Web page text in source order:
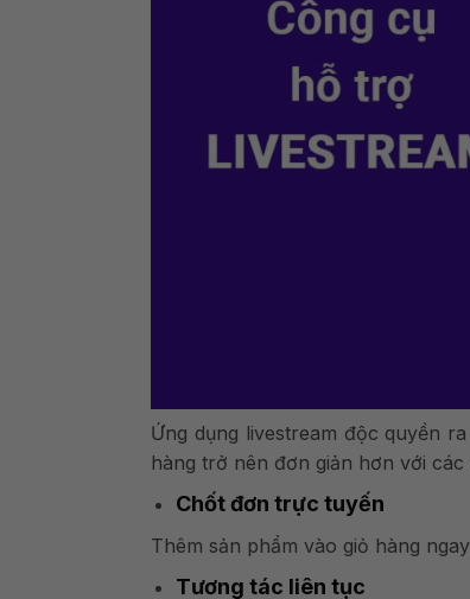
Ứng dụng livestream độc quyền
hàng trở nên đơn giản hơn với các
Chốt đơn trực tuyến
Thêm sản phẩm vào giỏ hàng
Tương tác liên tục